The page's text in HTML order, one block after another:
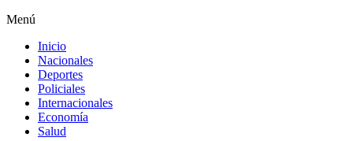
Menú
Inicio
Nacionales
Deportes
Policiales
Internacionales
Economía
Salud